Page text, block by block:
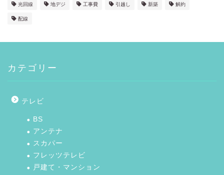
光回線 地デジ 工事費 引越し 新築 解約
配線
カテゴリー
テレビ
BS
アンテナ
スカパー
フレッツテレビ
戸建て・マンション